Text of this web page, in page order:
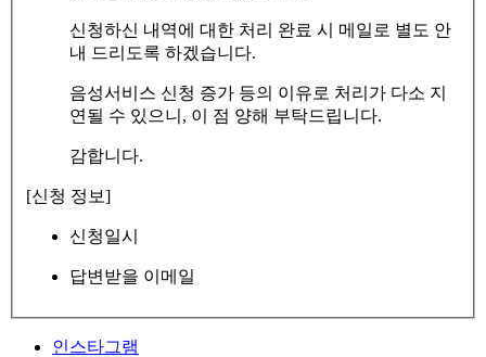
신청하신 내역에 대한 처리 완료 시 메일로 별도 안
내 드리도록 하겠습니다.
음성서비스 신청 증가 등의 이유로 처리가 다소 지
연될 수 있으니, 이 점 양해 부탁드립니다.
감합니다.
[신청 정보]
신청일시
답변받을 이메일
인스타그램